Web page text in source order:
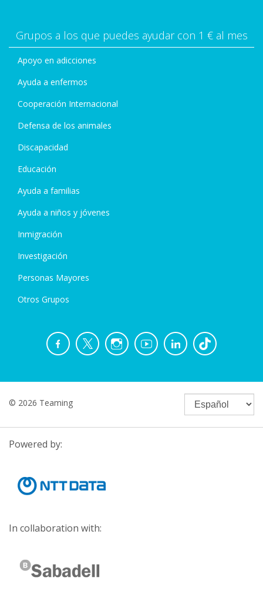
Grupos a los que puedes ayudar con 1 € al mes
Apoyo en adicciones
Ayuda a enfermos
Cooperación Internacional
Defensa de los animales
Discapacidad
Educación
Ayuda a familias
Ayuda a niños y jóvenes
Inmigración
Investigación
Personas Mayores
Otros Grupos
© 2026 Teaming
Powered by:
In collaboration with: